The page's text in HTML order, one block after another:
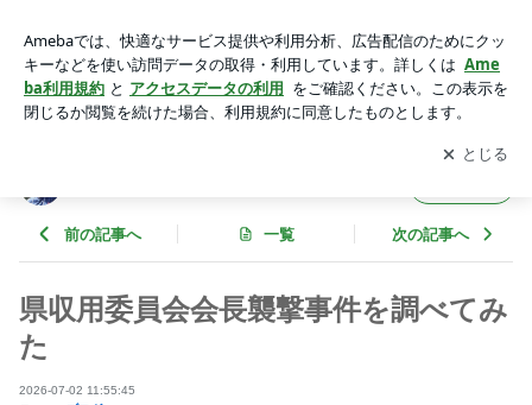
シャルブログ Powered by Ameba
アプリをダウンロードして ブログの更新通知
を受け取りまし
ょう。
開く
前の記事へ 一覧 次の記事へ
県収用委員会会長襲撃事件を調べてみ
た
2026-07-02 11:55:45